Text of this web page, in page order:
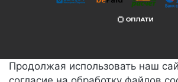
Продолжая использовать наш